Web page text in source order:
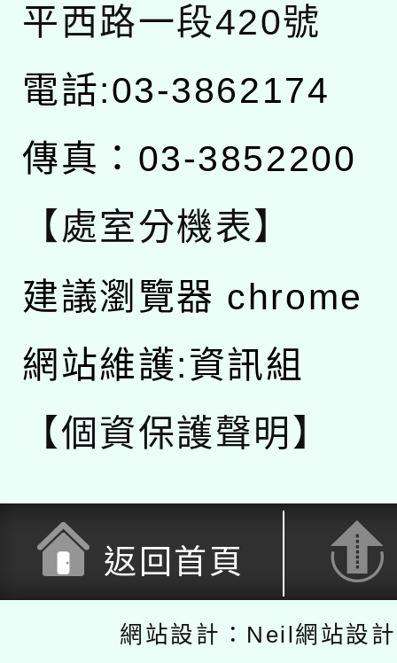
平西路一段420號
電話:03-3862174
傳真：03-3852200
【處室分機表】
建議瀏覽器 chrome
網站維護:資訊組
【個資保護聲明】
返回首頁
網站設計：Neil網站設